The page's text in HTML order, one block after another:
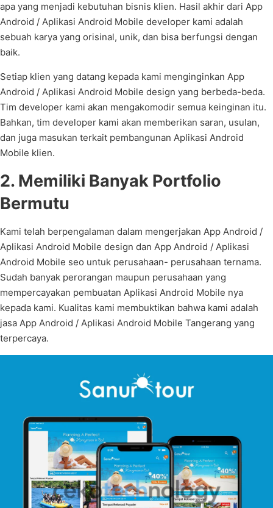
apa yang menjadi kebutuhan bisnis klien. Hasil akhir dari App
Android / Aplikasi Android Mobile developer kami adalah
sebuah karya yang orisinal, unik, dan bisa berfungsi dengan
baik.
Setiap klien yang datang kepada kami menginginkan App
Android / Aplikasi Android Mobile design yang berbeda-beda.
Tim developer kami akan mengakomodir semua keinginan itu.
Bahkan, tim developer kami akan memberikan saran, usulan,
dan juga masukan terkait pembangunan Aplikasi Android
Mobile klien.
2. Memiliki Banyak Portfolio
Bermutu
Kami telah berpengalaman dalam mengerjakan App Android /
Aplikasi Android Mobile design dan App Android / Aplikasi
Android Mobile seo untuk perusahaan- perusahaan ternama.
Sudah banyak perorangan maupun perusahaan yang
mempercayakan pembuatan Aplikasi Android Mobile nya
kepada kami. Kualitas kami membuktikan bahwa kami adalah
jasa App Android / Aplikasi Android Mobile Tangerang yang
terpercaya.